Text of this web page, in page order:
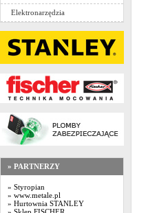
Elektronarzędzia
» PARTNERZY
» Styropian
» www.metale.pl
» Hurtownia STANLEY